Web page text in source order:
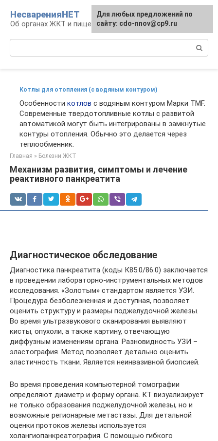
контенту
НесваренияНЕТ
Об органах ЖКТ и пищеварении
Котлы для отопления (с водяным контуром)
Особенности котлов с водяным контуром Марки TMF.
Современные твердотопливные котлы с развитой
автоматикой могут быть интегрированы в замкнутые
контуры отопления. Обычно это делается через
теплообменник.
Главная » Болезни ЖКТ
Механизм развития, симптомы и лечение
реактивного панкреатита
Диагностическое обследование
Диагностика панкреатита (коды К85.0/86.0) заключается
в проведении лабораторно-инструментальных методов
исследования. «Золотым» стандартом является УЗИ.
Процедура безболезненная и доступная, позволяет
оценить структуру и размеры поджелудочной железы.
Во время ультразвукового сканирования выявляют
кисты, опухоли, а также картину, отвечающую
диффузным изменениям органа. Разновидность УЗИ –
эластография. Метод позволяет детально оценить
эластичность ткани. Является неинвазивной биопсией.
Во время проведения компьютерной томографии
определяют диаметр и форму органа. КТ визуализирует
не только образования поджелудочной железы, но и
возможные регионарные метастазы. Для детальной
оценки протоков железы используется
холангиопанкреатография. С помощью гибкого
Для любых предложений по
сайту: cdo-nnov@cp9.ru